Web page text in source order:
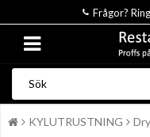
Frågor?
KYLUTRUSTNING